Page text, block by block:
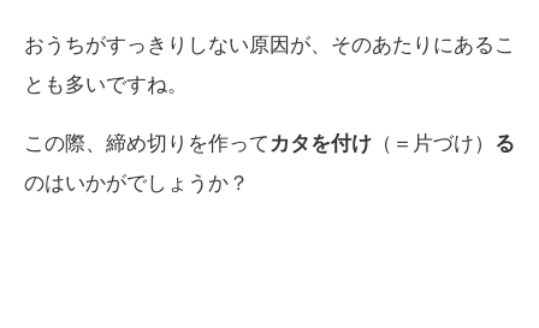
おうちがすっきりしない原因が、そのあたりにあるこ
とも多いですね。
この際、締め切りを作って カタを付け （＝片づけ） る
のはいかがでしょうか？